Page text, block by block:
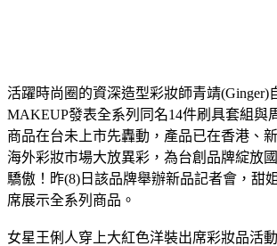
活躍時尚圈的資深造型彩妝師青靖(Ginger)
MAKEUP發表全系列同名14件刷具套組與
商品在台未上市先轟動，產品已在香港、
海外彩妝市場大放異彩，為台創品牌綻放
驕傲！昨(8)日該品牌舉辦新品記者會，甜
席展示全系列商品。
女星王俐人穿上大紅色洋裝出席彩妝品活